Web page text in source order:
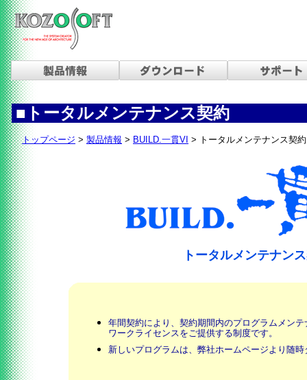
■トータルメンテナンス契約
トップページ > 製品情報 > BUILD.一貫VI > トータルメンテナンス契約
トータルメンテナン
年間契約により、契約期間内のプログラムメン
ワークライセンスをご提供する制度です。
新しいプログラムは、弊社ホームページより随